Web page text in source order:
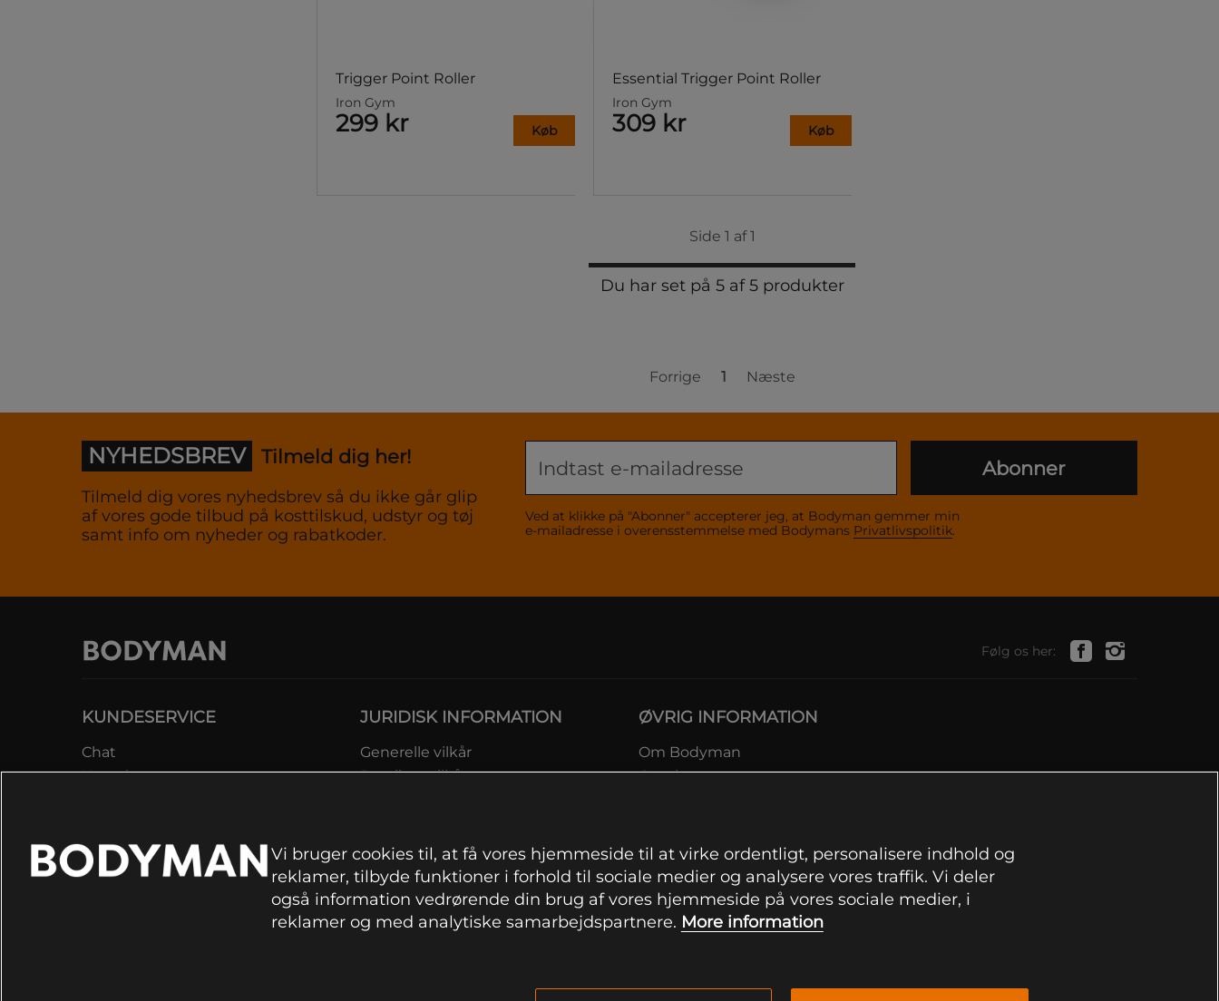
Trigger Point Roller
Iron Gym
299 kr Køb
Essential Trigger Point Roller
Iron Gym
309 kr Køb
Side 1 af 1
Du har set på 5 af 5 produkter
Forrige 1 Næste
NYHEDSBREV Tilmeld dig her!
Tilmeld dig vores nyhedsbrev så du ikke går glip
af vores gode tilbud på kosttilskud, udstyr og tøj
samt info om nyheder og rabatkoder.
Ved at klikke på "Abonner" accepterer jeg, at Bodyman gemmer min
e-mailadresse i overensstemmelse med Bodymans Privatlivspolitik.
Abonner
Følg os her:
KUNDESERVICE
Chat
Kontakt
Reklamer
FAQ
JURIDISK INFORMATION
Generelle vilkår
Betalingsvilkår
Leveringsinformation
Prisgaranti
Information om fortrydelsesret og
reklamationer
ØVRIG INFORMATION
Om Bodyman
Gavekort
Vi bruger cookies til, at få vores hjemmeside til at virke ordentligt, personalisere indhold og
reklamer, tilbyde funktioner i forhold til sociale medier og analysere vores traffik. Vi deler
også information vedrørende din brug af vores hjemmeside på vores sociale medier, i
reklamer og med analytiske samarbejdspartnere. More information